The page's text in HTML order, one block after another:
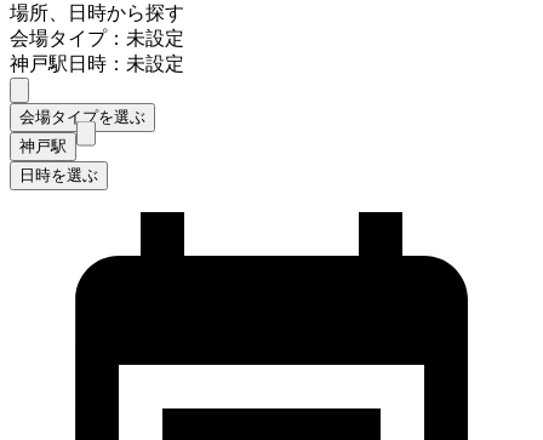
場所、日時から探す
会場タイプ：未設定
神戸駅日時：未設定
会場タイプを選ぶ
神戸駅
日時を選ぶ